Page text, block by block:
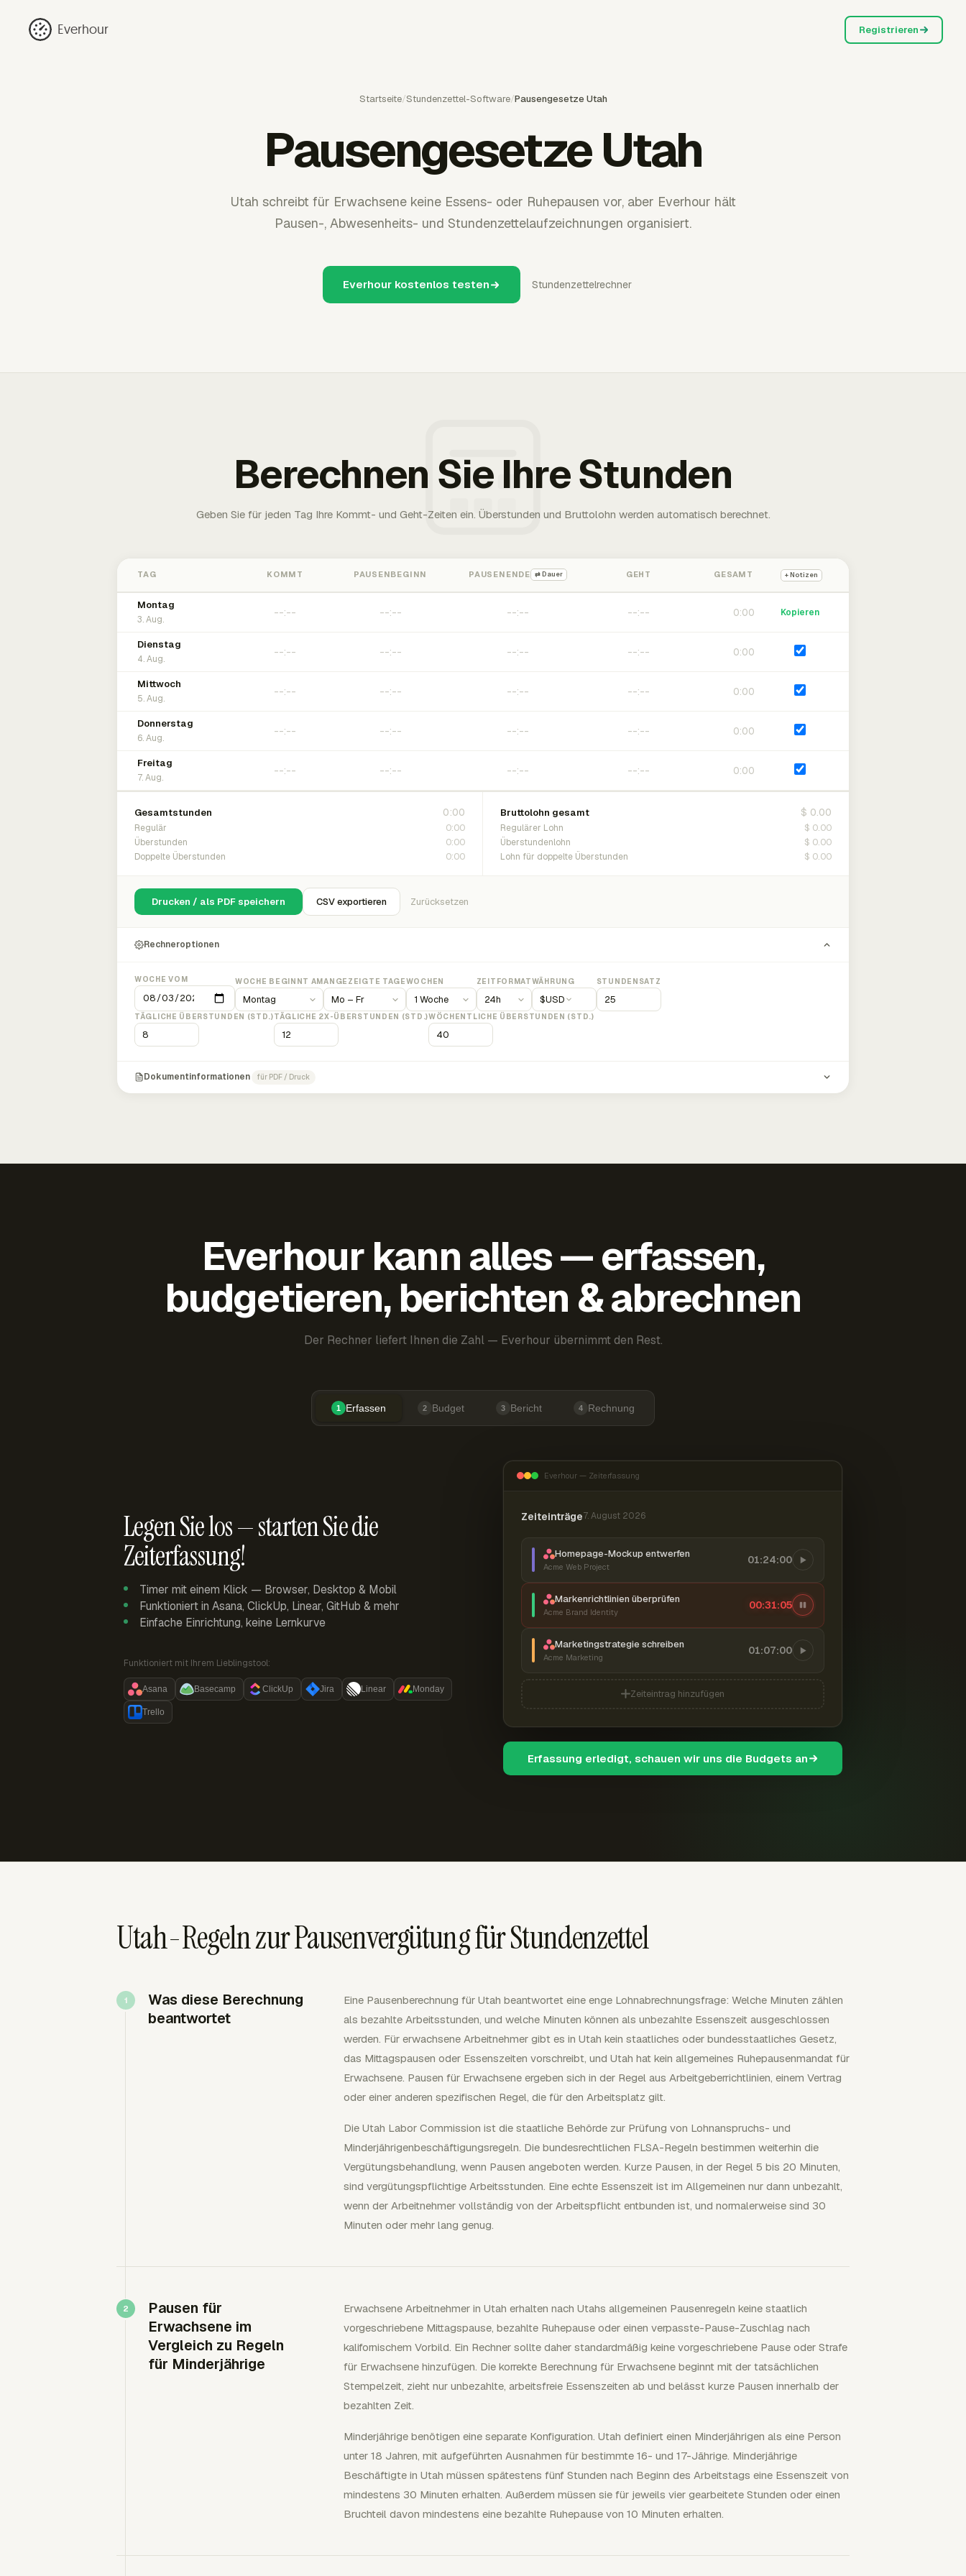
Everhour Registrieren
Startseite/Stundenzettel-Software/Pausengesetze Utah
Pausengesetze Utah
Utah schreibt für Erwachsene keine Essens- oder Ruhepausen vor, aber Everhour hält
Pausen-, Abwesenheits- und Stundenzettelaufzeichnungen organisiert.
Everhour kostenlos testen Stundenzettelrechner
Berechnen Sie Ihre Stunden
Geben Sie für jeden Tag Ihre Kommt- und Geht-Zeiten ein. Überstunden und Bruttolohn werden automatisch berechnet.
TAG KOMMT PAUSENBEGINN PAUSENENDE ⇄ Dauer GEHT GESAMT + Notizen
Montag
3. Aug.
0:00 Kopieren
Dienstag
4. Aug.
0:00
Mittwoch
5. Aug.
0:00
Donnerstag
6. Aug.
0:00
Freitag
7. Aug.
0:00
Gesamtstunden 0:00
Regulär 0:00
Überstunden 0:00
Doppelte Überstunden 0:00
Bruttolohn gesamt $ 0.00
Regulärer Lohn $ 0.00
Überstundenlohn $ 0.00
Lohn für doppelte Überstunden $ 0.00
Drucken / als PDF speichern CSV exportieren Zurücksetzen
Rechneroptionen
WOCHE VOM WOCHE BEGINNT AMANGEZEIGTE TAGEWOCHEN ZEITFORMATWÄHRUNG
$USD
STUNDENSATZ
TÄGLICHE ÜBERSTUNDEN (STD.)TÄGLICHE 2X-ÜBERSTUNDEN (STD.)WÖCHENTLICHE ÜBERSTUNDEN (STD.)
Dokumentinformationen für PDF / Druck
Everhour kann alles — erfassen,
budgetieren, berichten & abrechnen
Der Rechner liefert Ihnen die Zahl — Everhour übernimmt den Rest.
1 Erfassen 2 Budget 3 Bericht 4 Rechnung
Legen Sie los — starten Sie die
Zeiterfassung!
Timer mit einem Klick — Browser, Desktop & Mobil
Funktioniert in Asana, ClickUp, Linear, GitHub & mehr
Einfache Einrichtung, keine Lernkurve
Funktioniert mit Ihrem Lieblingstool:
Asana Basecamp ClickUp Jira Linear Monday
Trello
Everhour — Zeiterfassung
Zeiteinträge7. August 2026
Homepage-Mockup entwerfen
Acme Web Project
01:24:00
Markenrichtlinien überprüfen
Acme Brand Identity
00:31:06
Marketingstrategie schreiben
Acme Marketing
01:07:00
Zeiteintrag hinzufügen
Erfassung erledigt, schauen wir uns die Budgets an
Utah-Regeln zur Pausenvergütung für Stundenzettel
Was diese Berechnung
beantwortet
Eine Pausenberechnung für Utah beantwortet eine enge Lohnabrechnungsfrage: Welche Minuten zählen
als bezahlte Arbeitsstunden, und welche Minuten können als unbezahlte Essenszeit ausgeschlossen
werden. Für erwachsene Arbeitnehmer gibt es in Utah kein staatliches oder bundesstaatliches Gesetz,
das Mittagspausen oder Essenszeiten vorschreibt, und Utah hat kein allgemeines Ruhepausenmandat für
Erwachsene. Pausen für Erwachsene ergeben sich in der Regel aus Arbeitgeberrichtlinien, einem Vertrag
oder einer anderen spezifischen Regel, die für den Arbeitsplatz gilt.
Die Utah Labor Commission ist die staatliche Behörde zur Prüfung von Lohnanspruchs- und
Minderjährigenbeschäftigungsregeln. Die bundesrechtlichen FLSA-Regeln bestimmen weiterhin die
Vergütungsbehandlung, wenn Pausen angeboten werden. Kurze Pausen, in der Regel 5 bis 20 Minuten,
sind vergütungspflichtige Arbeitsstunden. Eine echte Essenszeit ist im Allgemeinen nur dann unbezahlt,
wenn der Arbeitnehmer vollständig von der Arbeitspflicht entbunden ist, und normalerweise sind 30
Minuten oder mehr lang genug.
Pausen für
Erwachsene im
Vergleich zu Regeln
für Minderjährige
Erwachsene Arbeitnehmer in Utah erhalten nach Utahs allgemeinen Pausenregeln keine staatlich
vorgeschriebene Mittagspause, bezahlte Ruhepause oder einen verpasste-Pause-Zuschlag nach
kalifornischem Vorbild. Ein Rechner sollte daher standardmäßig keine vorgeschriebene Pause oder Strafe
für Erwachsene hinzufügen. Die korrekte Berechnung für Erwachsene beginnt mit der tatsächlichen
Stempelzeit, zieht nur unbezahlte, arbeitsfreie Essenszeiten ab und belässt kurze Pausen innerhalb der
bezahlten Zeit.
Minderjährige benötigen eine separate Konfiguration. Utah definiert einen Minderjährigen als eine Person
unter 18 Jahren, mit aufgeführten Ausnahmen für bestimmte 16- und 17-Jährige. Minderjährige
Beschäftigte in Utah müssen spätestens fünf Stunden nach Beginn des Arbeitstags eine Essenszeit von
mindestens 30 Minuten erhalten. Außerdem müssen sie für jeweils vier gearbeitete Stunden oder einen
Bruchteil davon mindestens eine bezahlte Ruhepause von 10 Minuten erhalten.